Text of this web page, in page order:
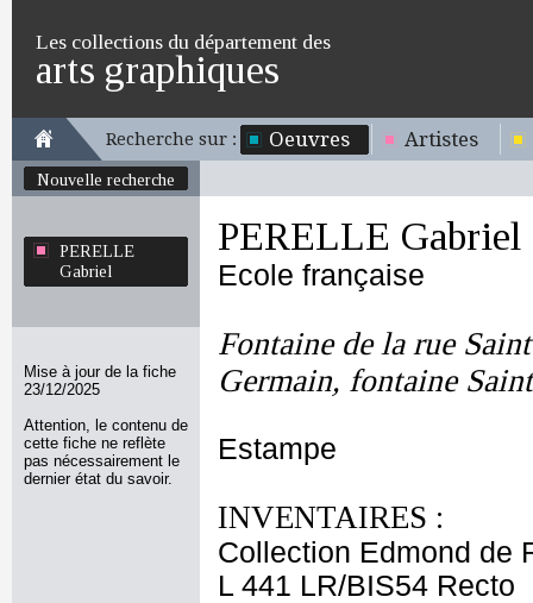
Les collections du département des
arts graphiques
Recherche sur : Oeuvres Artistes
Nouvelle recherche
PERELLE
Gabriel
Mise à jour de la fiche
23/12/2025
Attention, le contenu de
cette fiche ne reflète
pas nécessairement le
dernier état du savoir.
PERELLE Gabriel
Ecole française
Fontaine de la rue
Germain, fontaine
Estampe
INVENTAIRES :
Collection Edmond de
L 441 LR/BIS54 Recto